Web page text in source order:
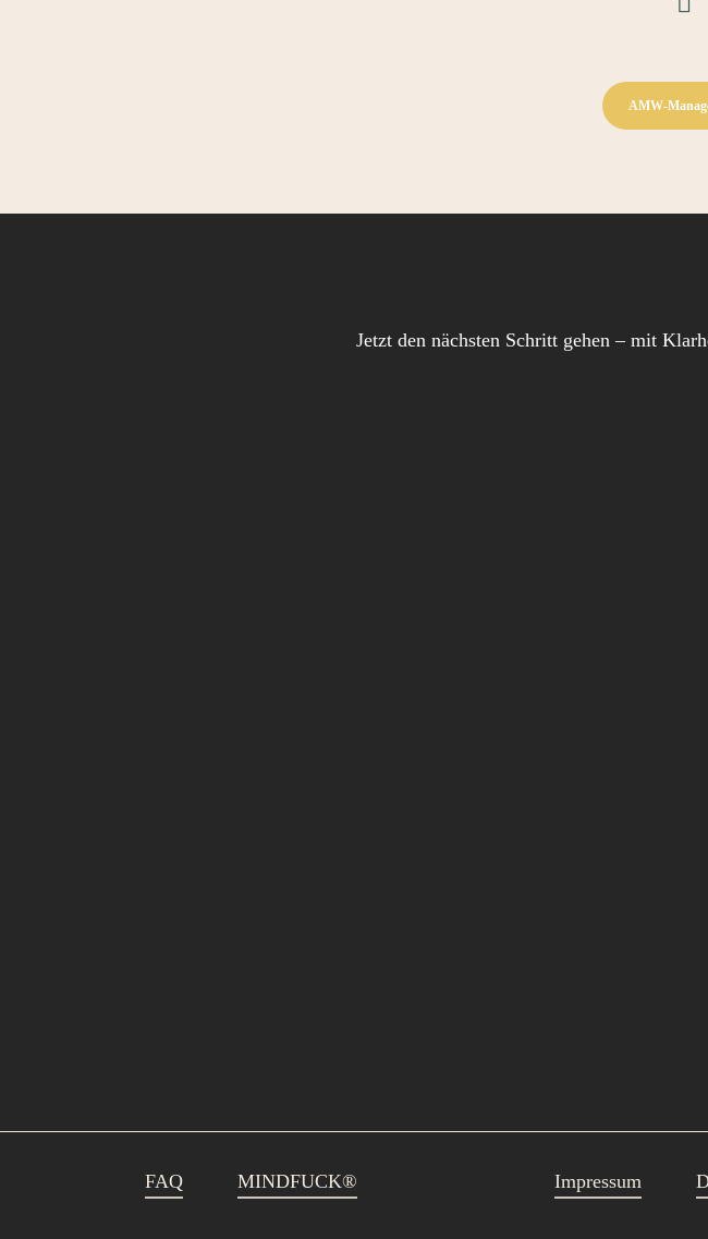
AMW-
Jetzt den nächsten Schritt gehen – mit
FAQ MINDFUCK® Impressum